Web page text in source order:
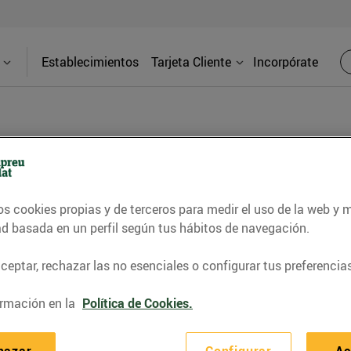
Establecimientos Tarjeta Cliente Incorpórate
recetas, consejos nutricionales, información
cookies propias y de terceros para medir el uso de la web y
basada en un perfil según tus hábitos de navegación.
rechazar las no esenciales o configurar tus
en la Política de Cookies.